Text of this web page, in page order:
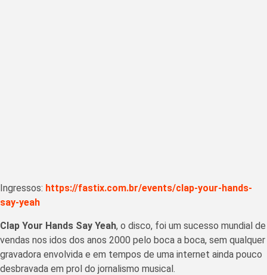
Ingressos: https://fastix.com.br/events/clap-your-hands-
say-yeah
Clap Your Hands Say Yeah, o disco, foi um sucesso mundial de
vendas nos idos dos anos 2000 pelo boca a boca, sem qualquer
gravadora envolvida e em tempos de uma internet ainda pouco
desbravada em prol do jornalismo musical.